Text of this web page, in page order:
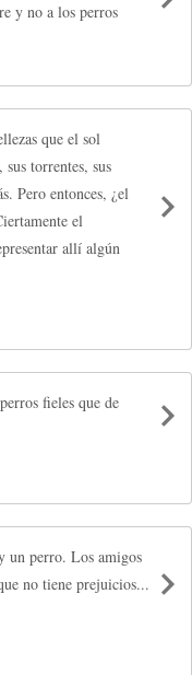
y no a los perros
que el sol
torrentes, sus
Pero entonces, ¿el
el
allí algún
fieles que de
un perro. Los amigos
no tiene prejuicios...